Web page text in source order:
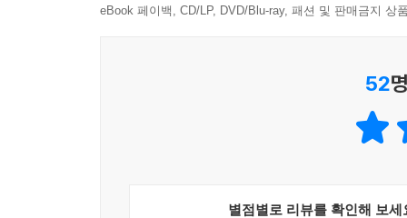
들어온다. 발랄하고 생기 넘치고 어디로 튈지 모
내가 하고 싶은 말은 이런 거야. 나는 곧 스무 살
않을까. 그리고 이런 것을 이해해 주는 사람은 아
한 사람이 다른 한 사람을 사랑한다는 것, 그리고
eBook 페이백, CD/LP, DVD/Blu-ray, 패션 및 판매금지 상
52
별점별로 리뷰를 확인해 보세